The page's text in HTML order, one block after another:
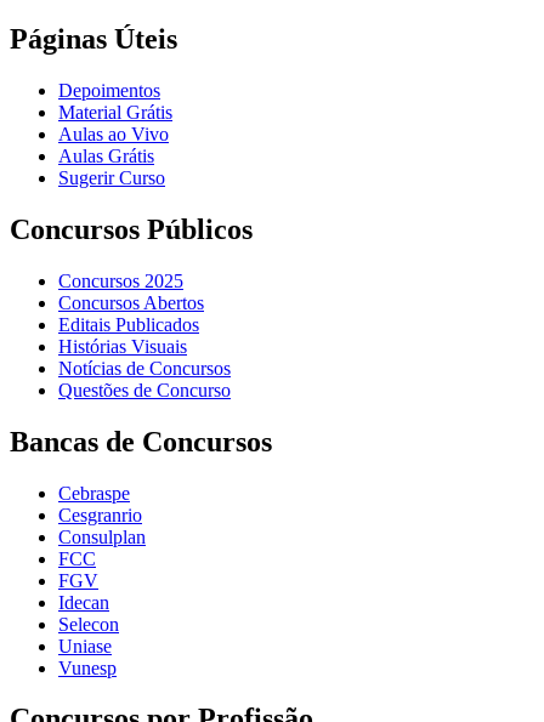
Páginas Úteis
Depoimentos
Material Grátis
Aulas ao Vivo
Aulas Grátis
Sugerir Curso
Concursos Públicos
Concursos 2025
Concursos Abertos
Editais Publicados
Histórias Visuais
Notícias de Concursos
Questões de Concurso
Bancas de Concursos
Cebraspe
Cesgranrio
Consulplan
FCC
FGV
Idecan
Selecon
Uniase
Vunesp